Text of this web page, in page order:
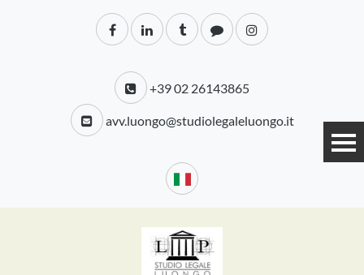
+39 02 26143865
avv.luongo@studiolegaleluongo.it